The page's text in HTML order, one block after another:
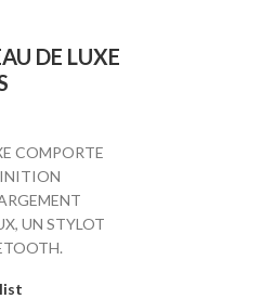
DE LUXE
COMPORTE
UN STYLOT